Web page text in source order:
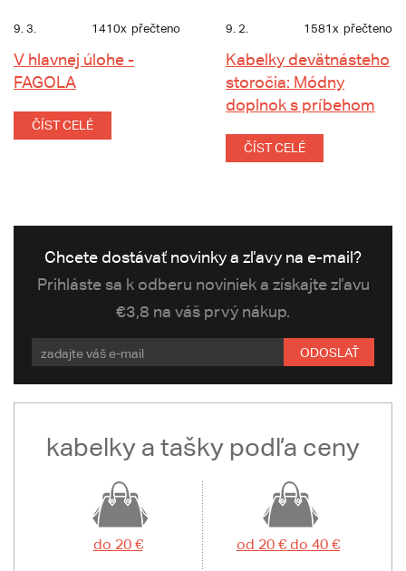
9. 3. 1410x přečteno
V hlavnej úlohe -
FAGOLA
ČÍST CELÉ
9. 2. 1581x přečteno
Kabelky devätnásteho
storočia: Módny
doplnok s príbehom
ČÍST CELÉ
Chcete dostávať novinky a zľavy na e-mail?
Prihláste sa k odberu noviniek a získajte zľavu
€3,8 na váš prvý nákup.
ODOSLAŤ
kabelky a tašky podľa ceny
do 20 € od 20 € do 40 €